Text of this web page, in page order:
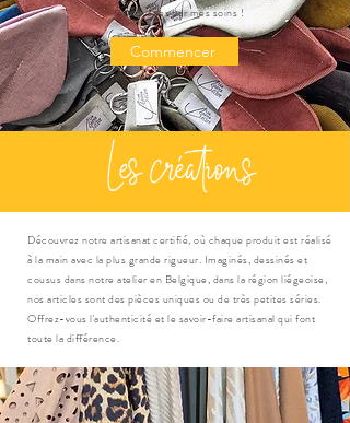
et cousues par mes soins !
Commencer
Les créations
Découvrez notre artisanat certifié, où chaque produit est réalisé
à la main avec la plus grande rigueur. Imaginés, dessinés et
cousus dans notre atelier en Belgique, dans la région liégeoise,
nos articles sont des pièces uniques ou de très petites séries.
Offrez-vous l'authenticité et le savoir-faire artisanal qui font
toute la différence.